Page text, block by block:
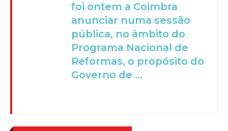
foi ontem a Coimbra
anunciar numa sessão
pública, no âmbito do
Programa Nacional de
Reformas, o propósito do
Governo de ...